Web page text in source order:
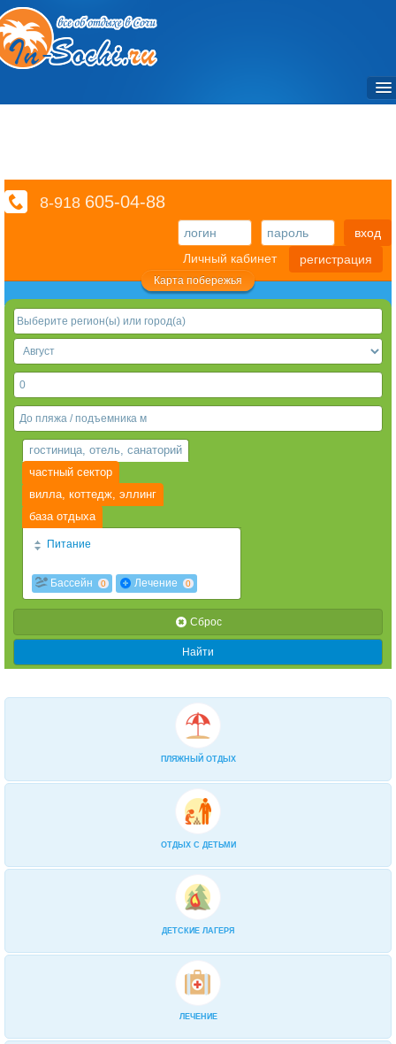
Достопримечательности / Места
Фото
Отзывы
Справочный раздел
Видео
3D туры
Веб-камеры
8-918 605-04-88
вход
Личный кабинет
регистрация
Карта побережья
гостиница, отель, санаторий
частный сектор
вилла, коттедж, эллинг
база отдыха
Питание
2х разовое 0 3х разовое 0
2-разовое завтрак+обед «шведский»
3-разовое «шведский» стол 0
Завтрак и ужин (по меню из 3-х блюд)
За дополнительную плату 0
есть кухня
2-разовое: «Шведский стол» завтрак
0
0
В кафе-столовой организуется
питание 2 или 3 раза в день по комп
Бассейн 0 Лечение 0
Cброс
Найти
ПЛЯЖНЫЙ ОТДЫХ
ОТДЫХ С ДЕТЬМИ
ДЕТСКИЕ ЛАГЕРЯ
ЛЕЧЕНИЕ